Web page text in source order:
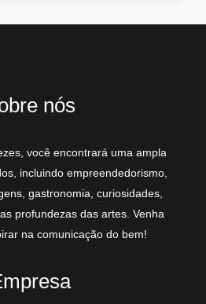
nós
você encontrará uma ampla
incluindo empreendedorismo,
gastronomia, curiosidades,
profundezas das artes. Venha
na comunicação do bem!